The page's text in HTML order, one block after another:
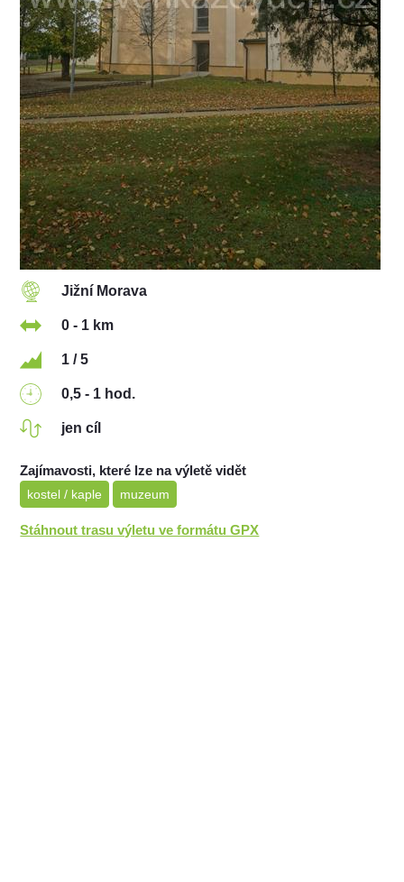
Jižní Morava
0 - 1 km
1 / 5
0,5 - 1 hod.
jen cíl
Zajímavosti, které lze na výletě vidět
kostel / kaple muzeum
Stáhnout trasu výletu ve formátu GPX